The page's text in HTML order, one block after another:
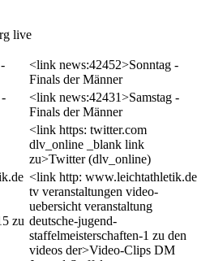
live
<link news:42452>Sonntag -
Finals der Männer
<link news:42431>Samstag -
Finals der Männer
<link https: twitter.com
dlv_online _blank link
zu>Twitter (dlv_online)
zu
<link http: www.leichtathletik.de
tv veranstaltungen video-
uebersicht veranstaltung
deutsche-jugend-
staffelmeisterschaften-1 zu den
videos der>Video-Clips DM